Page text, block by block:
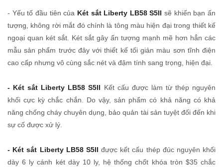
- Yếu tố đầu tiên của Két sắt Liberty LB58 S5II sẽ khiến bạn ấn
tượng, không rời mắt đó chính là tông màu hiện đại trong thiết kế
ngoại quan két sắt. Két sắt gây ấn tượng mạnh mẽ hơn hẳn các
mẫu sản phẩm trước đây với thiết kế tối giản màu sơn tĩnh điện
cao cấp nhưng vô cùng sắc nét và đậm tính sang trọng, hiện đại.
- Két sắt Liberty LB58 S5II Kết cấu được làm từ thép nguyên
khối cực kỳ chắc chắn. Do vậy, sản phẩm có khả năng có khả
năng chống cháy chuyên dụng, bảo quản tài sản tuyệt đối đến khi
sự cố được xử lý.
- Két sắt Liberty LB58 S5II được kết cấu thép đúc nguyên khối
dày 6 ly cánh két dày 10 ly, hệ thống chốt khóa tròn $35 chắc